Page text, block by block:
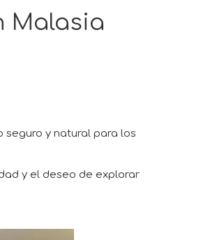
Malasia
seguro y natural para los
y el deseo de explorar